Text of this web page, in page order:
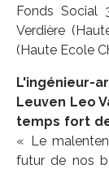
Fonds Social
Verdière
(Haute Ecole
Leuven Leo
temps fort
« Le
futur de nos